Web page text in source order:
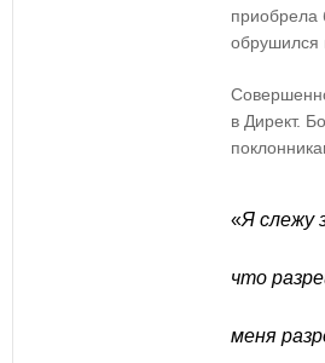
приобрела
обрушился
в Директ.
«Я слежу
что
меня